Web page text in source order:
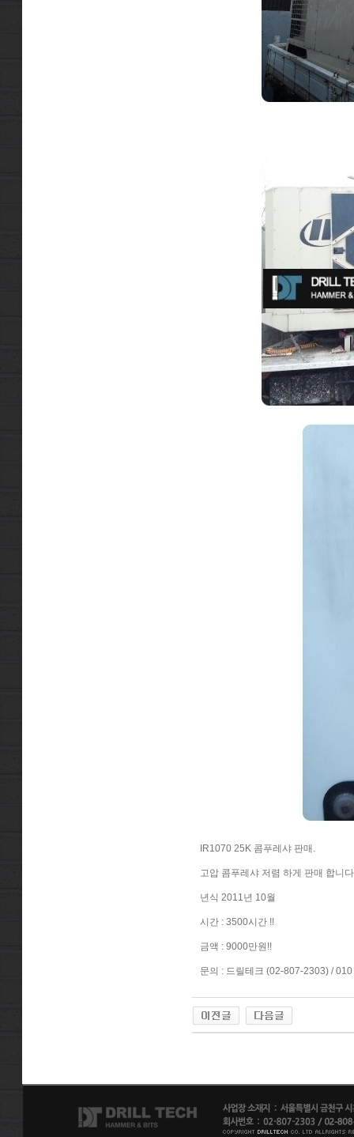
IR1070 25K 콤푸레샤 판매.
고압 콤푸레샤 저렴 하게 판매 합니
년식 2011년 10월
시간 : 3500시간 !!
금액 : 9000만원!!
문의 : 드릴테크 (02-807-2303) /